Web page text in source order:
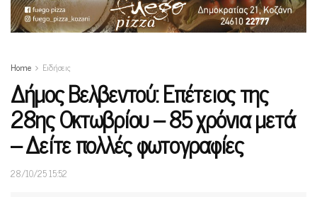
Home Ειδήσεις
Δήμος Βελβεντού: Επέτειος της
28ης Οκτωβρίου – 85 χρόνια μετά
– Δείτε πολλές φωτογραφίες
28/10/25 15:52